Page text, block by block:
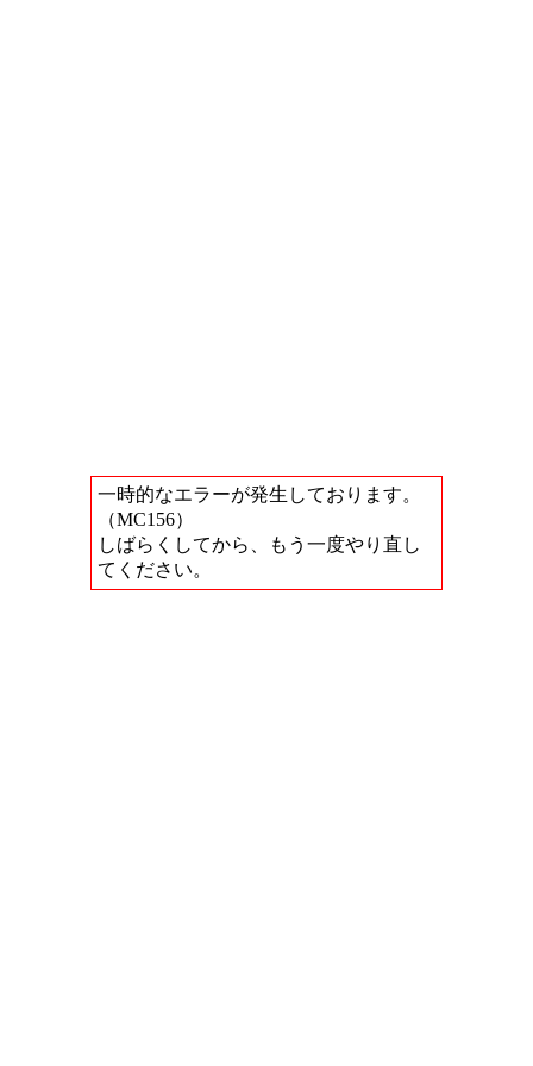
一時的なエラーが発生しております。
（MC156）
しばらくしてから、もう一度やり直し
てください。